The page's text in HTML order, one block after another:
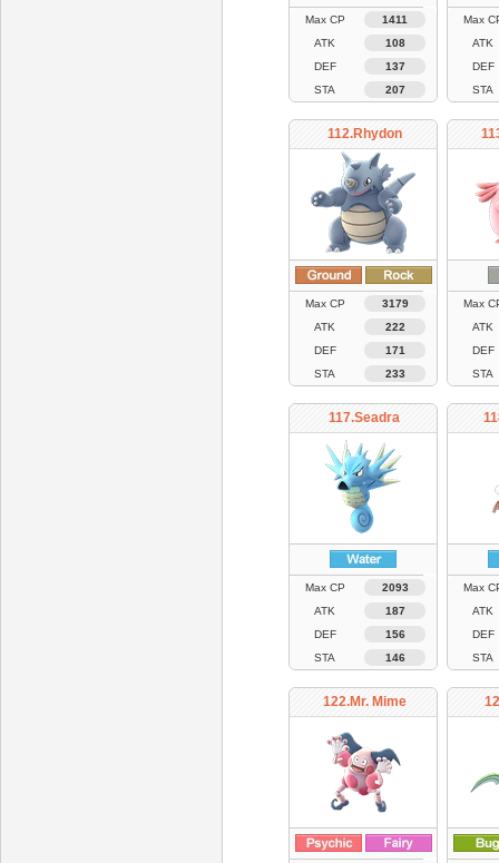
Max CP
1411
ATK
108
DEF
137
STA
207
Max
ATK
DEF
STA
112.Rhydon
Max CP
3179
ATK
222
DEF
171
STA
233
Max
ATK
DEF
STA
117.Seadra
Max CP
2093
ATK
187
DEF
156
STA
146
Max
ATK
DEF
STA
122.Mr. Mime